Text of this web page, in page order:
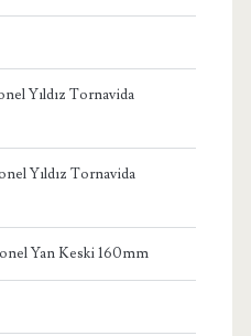
Yıldız Tornavida
Yıldız Tornavida
Yan Keski 160mm